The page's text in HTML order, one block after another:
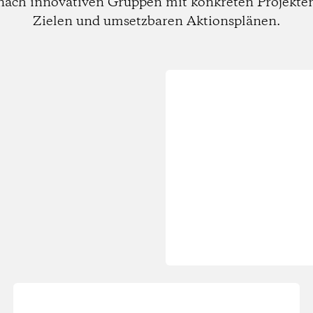
Zielen und umsetzbaren Aktionsplänen.